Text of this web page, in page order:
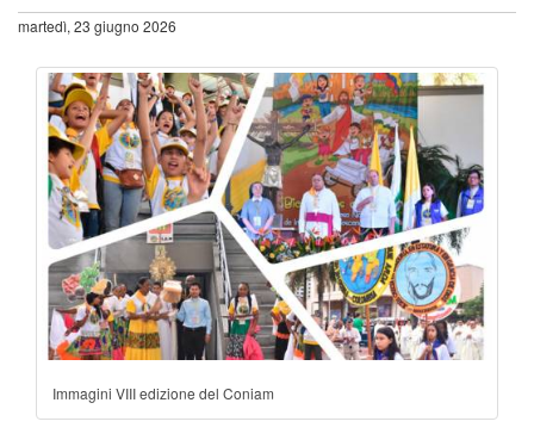
martedì, 23 giugno 2026
Immagini VIII edizione del Coniam